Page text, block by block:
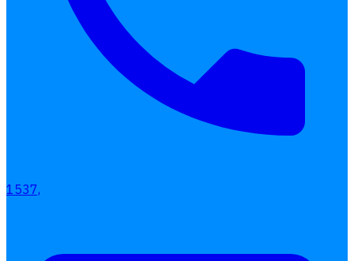
เลือกหัวข้อที่คุณสนใจ
โปรแกรมบริหารงานบุคคล
บริการรับทำเงินเดือน
1537,